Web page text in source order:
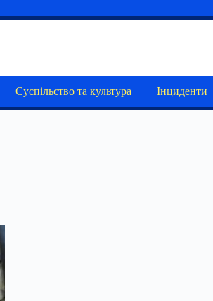
Суспільство та культура Інциденти